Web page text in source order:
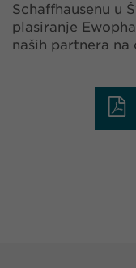
Schaffhausenu u
plasiranje
naših partnera na